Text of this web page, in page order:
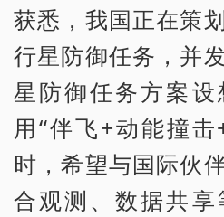
获悉，我国正在策
行星防御任务，并
星防御任务方案
用“伴飞+动能撞
时，希望与国际伙
合观测、数据共